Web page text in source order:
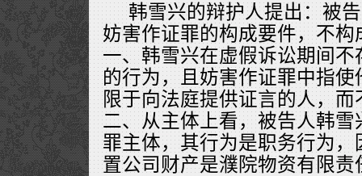
韩雪兴的辩护人提出：被
妨害作证罪的构成要件，不
一、韩雪兴在虚假诉讼期间
的行为，且妨害作证罪中指
限于向法庭提供证言的人，
二、从主体上看，被告人韩
罪主体，其行为是职务行为
置公司财产是濮院物资有限